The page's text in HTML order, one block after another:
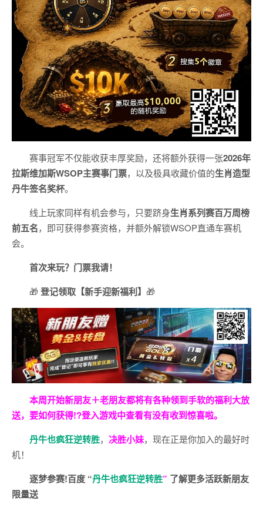
赛事冠军不仅能收获丰厚奖励，还将额外获得一张2026年
拉斯维加斯WSOP主赛事门票，以及极具收藏价值的生肖造型
丹牛签名奖杯。
线上玩家同样有机会参与，只要跻身生肖系列赛百万周榜
前五名，即可获得参赛资格，并额外解锁WSOP直通车赛机
会。
首次来玩？门票我请！
🎁 登记领取【新手迎新福利】 🎁
本周开始新朋友＋老朋友都将有各种领到手软的福利大放
送，要如何获得!?登入游戏中查看有没有收到惊喜啦。
丹牛也疯狂逆转胜， 决胜小妹，现在正是你加入的最好时
机！
逐梦参赛!百度 “丹牛也疯狂逆转胜” 了解更多活跃新朋友
限量送